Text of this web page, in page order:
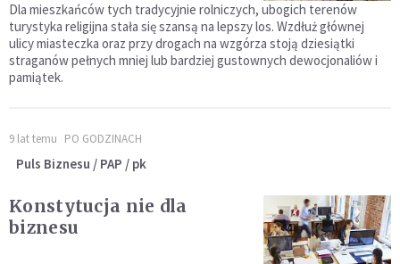
Dla mieszkańców tych tradycyjnie rolniczych, ubogich terenów
turystyka religijna stała się szansą na lepszy los. Wzdłuż głównej
ulicy miasteczka oraz przy drogach na wzgórza stoją dziesiątki
straganów pełnych mniej lub bardziej gustownych dewocjonaliów i
pamiątek.
9 lat temu PO GODZINACH
Puls Biznesu / PAP / pk
Konstytucja nie dla
biznesu